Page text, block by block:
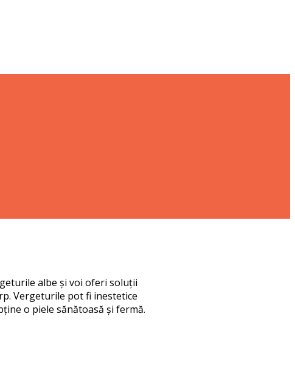
albe și voi oferi soluții
Vergeturile pot fi inestetice
o piele sănătoasă și fermă.